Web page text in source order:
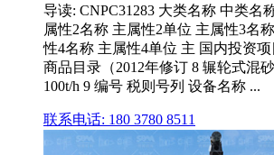
导读: CNPC31283 大类名称 中类名
属性2名称 主属性2单位 主属性3名
性4名称 主属性4单位 主 国内投资
商品目录（2012年修订 8 辗轮式混
100t/h 9 编号 税则号列 设备名称 ...
联系电话: 180 3780 8511